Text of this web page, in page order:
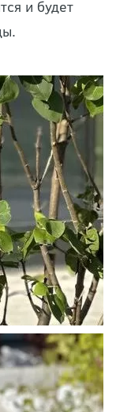
и будет